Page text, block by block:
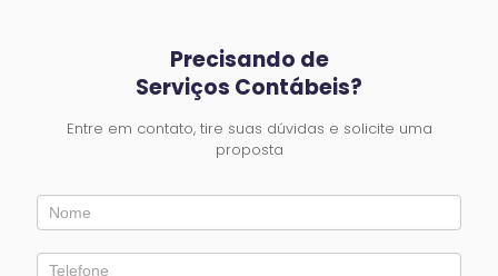
Precisando de
Serviços Contábeis?
Entre em contato, tire suas dúvidas e solicite uma
proposta
Entre
em